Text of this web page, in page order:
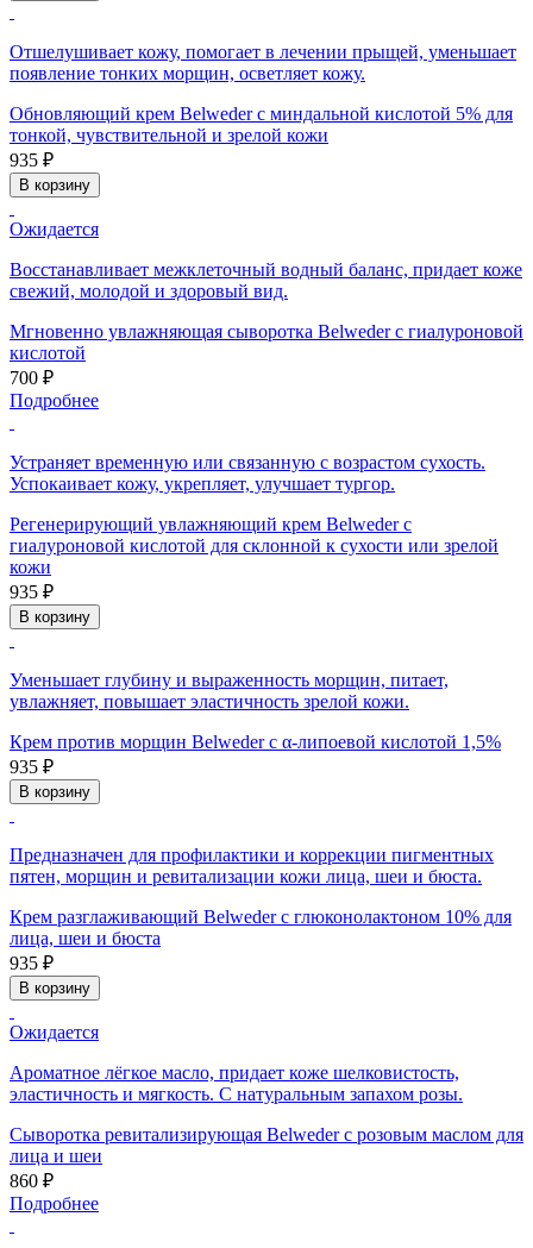
Отшелушивает кожу, помогает в лечении прыщей, уменьшает
появление тонких морщин, осветляет кожу.
Обновляющий крем Belweder с миндальной кислотой 5% для
тонкой, чувствительной и зрелой кожи
935 ₽
В корзину
Ожидается
Восстанавливает межклеточный водный баланс, придает коже
свежий, молодой и здоровый вид.
Мгновенно увлажняющая сыворотка Belweder с гиалуроновой
кислотой
700 ₽
Подробнее
Устраняет временную или связанную с возрастом сухость.
Успокаивает кожу, укрепляет, улучшает тургор.
Регенерирующий увлажняющий крем Belweder с
гиалуроновой кислотой для склонной к сухости или зрелой
кожи
935 ₽
В корзину
Уменьшает глубину и выраженность морщин, питает,
увлажняет, повышает эластичность зрелой кожи.
Крем против морщин Belweder с α-липоевой кислотой 1,5%
935 ₽
В корзину
Предназначен для профилактики и коррекции пигментных
пятен, морщин и ревитализации кожи лица, шеи и бюста.
Крем разглаживающий Belweder с глюконолактоном 10% для
лица, шеи и бюста
935 ₽
В корзину
Ожидается
Ароматное лёгкое масло, придает коже шелковистость,
эластичность и мягкость. С натуральным запахом розы.
Сыворотка ревитализирующая Belweder с розовым маслом для
лица и шеи
860 ₽
Подробнее